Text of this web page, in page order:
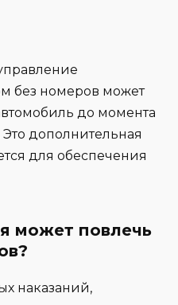
без номеров может
до момента
дополнительная
для обеспечения
может повлечь
наказаний,